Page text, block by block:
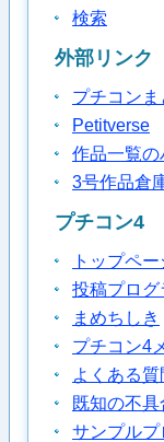
検索
外部リンク
プチコン
Petitverse
作品一覧の
3号作品倉
プチコン4
トップペー
投稿プログ
まめちしき
プチコン4
よくある質
既知の不具
サンプル